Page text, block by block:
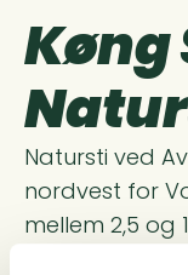
Køng
Natursti ved
nordvest for
mellem 2,5 og
Vidste du at